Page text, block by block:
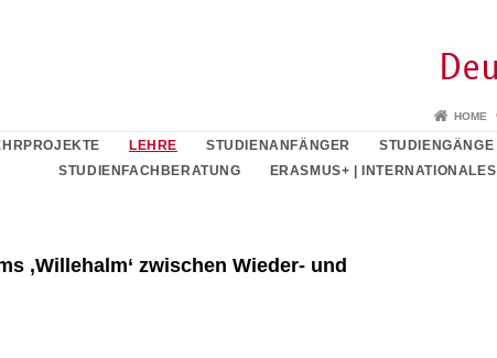
HOME
LEHRE STUDIENANFÄNGER STUDIENGÄNGE
STUDIENFACHBERATUNG
ERASMUS+ | INTERNATIONALES
‚Willehalm‘ zwischen Wieder- und